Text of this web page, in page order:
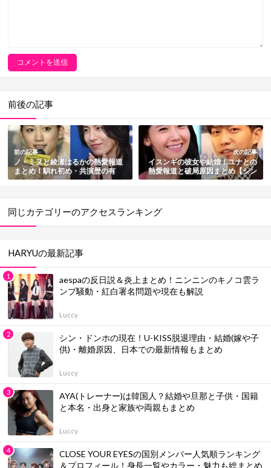
前後の記事
前の記事
ノ・ミヌと綾瀬はるかの熱愛報道
まとめ！馴れ初め・共演歴の有
無・結婚の噂や東京五輪との関係
次の記事
イスンギの彼女や結婚！ユナとの
熱愛報道と破局原因まとめ【シン
デレラデートの2人】
同じカテゴリーのアクセスランキング
HARYUの最新記事
aespaの反日説＆炎上まとめ！ニンニンのキノコ雲ラ
ンプ騒動・紅白署名問題や現在も解説
Luccy
シン・ドンホの現在！U-KISS脱退理由・結婚(嫁や子
供)・離婚原因、日本での最新情報もまとめ
Luccy
AYA(トレーナー)は韓国人？結婚や旦那と子供・国籍
と本名・出身と家族や両親もまとめ
Luccy
CLOSE YOUR EYESの国別メンバー人気順ランキング
＆プロフィール！身長一覧やカラー・魅力も総まとめ